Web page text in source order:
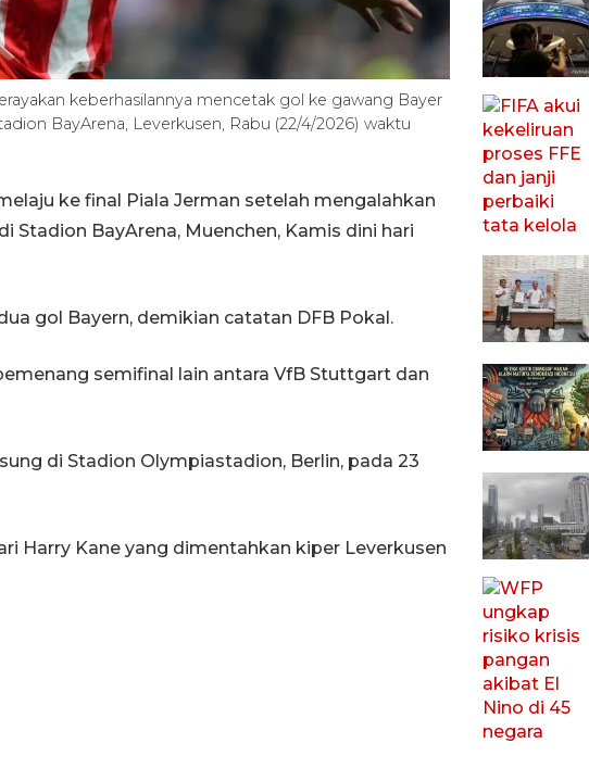
keberhasilannya mencetak gol ke gawang Bayer
BayArena, Leverkusen, Rabu (22/4/2026) waktu
ke final Piala Jerman setelah mengalahkan
Stadion BayArena, Muenchen, Kamis dini hari
gol Bayern, demikian catatan DFB Pokal.
semifinal lain antara VfB Stuttgart dan
di Stadion Olympiastadion, Berlin, pada 23
Harry Kane yang dimentahkan kiper Leverkusen